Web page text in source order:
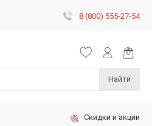
8 (800) 555-27-54
Найти
Скидки и акции